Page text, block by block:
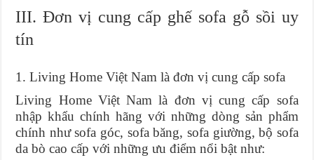
III. Đơn vị cung cấp ghế sofa gỗ sồi uy
tín
1. Living Home Việt Nam là đơn vị cung cấp sofa
Living Home Việt Nam là đơn vị cung cấp sofa
nhập khẩu chính hãng với những dòng sản phẩm
chính như sofa góc, sofa băng, sofa giường, bộ sofa
da bò cao cấp với những ưu điểm nổi bật như: